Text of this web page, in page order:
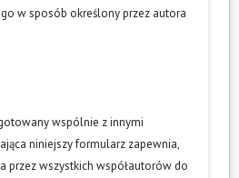
w sposób określony przez autora
wspólnie z innymi
niniejszy formularz zapewnia,
przez wszystkich współautorów do